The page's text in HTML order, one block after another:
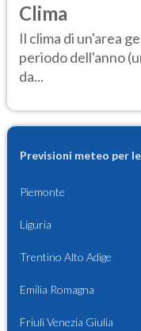
Clima
Il clima di un'area
periodo dell'anno
da...
Previsioni meteo per
Piemonte
Liguria
Trentino Alto Adige
Emilia Romagna
Friuli Venezia Giulia